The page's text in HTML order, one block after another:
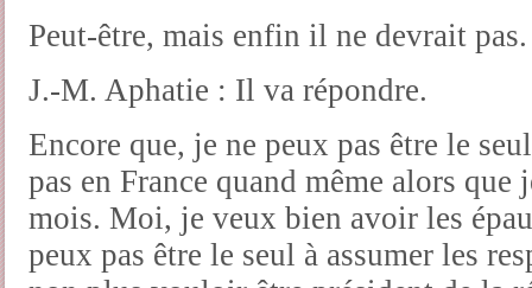
Peut-être, mais enfin il ne devrait pas.
J.-M. Aphatie : Il va répondre.
Encore que, je ne peux pas être le
pas en France quand même alors
mois. Moi, je veux bien avoir les
peux pas être le seul à assumer les